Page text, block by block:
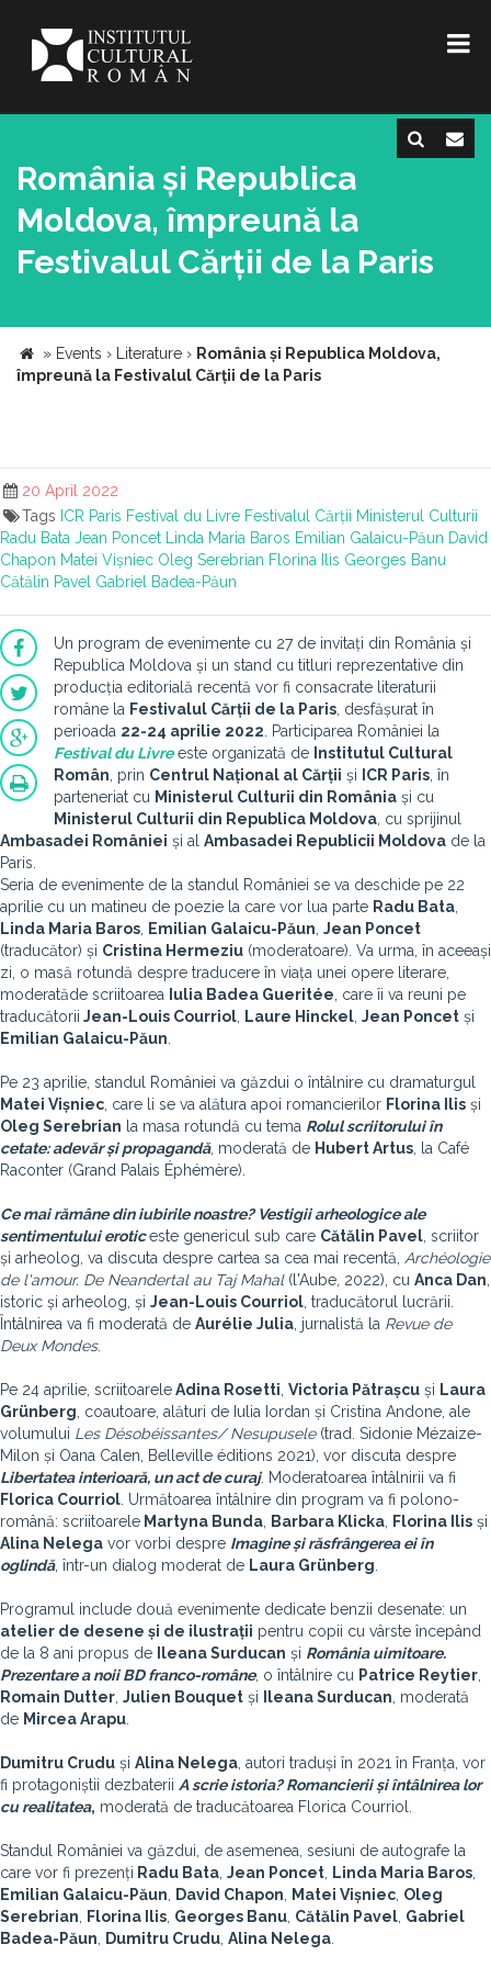
România și Republica
Moldova, împreună la
Festivalul Cărții de la Paris
» Events › Literature › România și Republica Moldova,
împreună la Festivalul Cărții de la Paris
20 April 2022
Tags ICR Paris Festival du Livre Festivalul Cărții Ministerul Culturii
Radu Bata Jean Poncet Linda Maria Baros Emilian Galaicu-Păun David
Chapon Matei Vișniec Oleg Serebrian Florina Ilis Georges Banu
Cătălin Pavel Gabriel Badea-Păun
Un program de evenimente cu 27 de invitați din România și
Republica Moldova și un stand cu titluri reprezentative din
producția editorială recentă vor fi consacrate literaturii
române la Festivalul Cărții de la Paris , desfășurat în
perioada 22-24 aprilie 2022 . Participarea României la
Festival du Livreeste organizată de Institutul Cultural
Român , prin Centrul Național al Cărții și ICR Paris , în
parteneriat cu Ministerul Culturii din România și cu
Ministerul Culturii din Republica Moldova , cu sprijinul
Ambasadei României și al Ambasadei Republicii Moldova de la
Paris.
Seria de evenimente de la standul României se va deschide pe 22
aprilie cu un matineu de poezie la care vor lua parte Radu Bata
Linda Maria Baros
Emilian Galaicu-Păun Jean Poncet
(traducător) și Cristina Hermeziu (moderatoare). Va urma, în aceeași
zi, o masă rotundă despre traducere în viața unei opere literare,
moderatăde scriitoarea Iulia Badea Gueritée care îi va reuni pe
traducătorii Jean-Louis Courriol Laure Hinckel Jean Poncet și
Emilian Galaicu-Păun
Pe 23 aprilie, standul României va găzdui o întâlnire cu dramaturgul
Matei Vișniec , care li se va alătura apoi romancierilor Florina Ilis și
Oleg Serebrian la masa rotundă cu tema Rolul scriitorului în
cetate: adevăr și propagandă, moderată de Hubert Artus , la Café
Raconter (Grand Palais Éphémère).
Ce mai rămâne din iubirile noastre?Vestigii arheologice ale
sentimentului eroticeste genericul sub care Cătălin Pavel , scriitor
și arheolog, va discuta despre cartea sa cea mai recentă, Archéologie
de l'amour. De Neandertal au Taj Mahal(l'Aube, 2022), cu Anca Dan
istoric și arheolog, și Jean-Louis Courriol , traducătorul lucrării.
Întâlnirea va fi moderată de Aurélie Julia , jurnalistă la Revue de
Deux Mondes.
Pe 24 aprilie, scriitoareleAdina Rosetti Victoria Pătrașcu și Laura
Grünberg , coautoare, alături de Iulia Iordan și Cristina Andone, ale
volumului Les Désobéissantes/ Nesupusele(trad. Sidonie Mézaize-
Milon și Oana Calen, Belleville éditions 2021), vor discuta despre
Libertatea interioară, un act de curaj. Moderatoarea întâlnirii va fi
Florica Courriol . Următoarea întâlnire din program va fi polono-
română: scriitoarele Martyna Bunda Barbara Klicka Florina Ilis și
Alina Nelega vor vorbi despre Imagine și răsfrângerea ei în
oglindă, într-un dialog moderat de Laura Grünberg
Programul include două evenimente dedicate benzii desenate: un
atelier de desene și de ilustrații pentru copii cu vârste începând
de la 8 ani propus de
Ileana Surducan și România uimitoare.
Prezentare a noii BD franco-române, o întâlnire cu Patrice Reytier
Romain Dutter Julien Bouquet și Ileana Surducan , moderată
de Mircea Arapu
Dumitru Crudu și Alina Nelega , autori traduși în 2021 în Franța, vor
fi protagoniștii dezbaterii A scrie istoria?Romancierii și întâlnirea lor
cu realitatea, moderată de traducătoarea Florica Courriol.
Standul României va găzdui, de asemenea, sesiuni de autografe la
care vor fi prezenți Radu Bata Jean Poncet Linda Maria Baros
Emilian Galaicu-Păun
David Chapon Matei Vișniec Oleg
Serebrian
Florina Ilis Georges Banu Cătălin Pavel Gabriel
Badea-Păun
Dumitru Crudu Alina Nelega